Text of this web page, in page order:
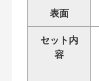
表面
セット内
容